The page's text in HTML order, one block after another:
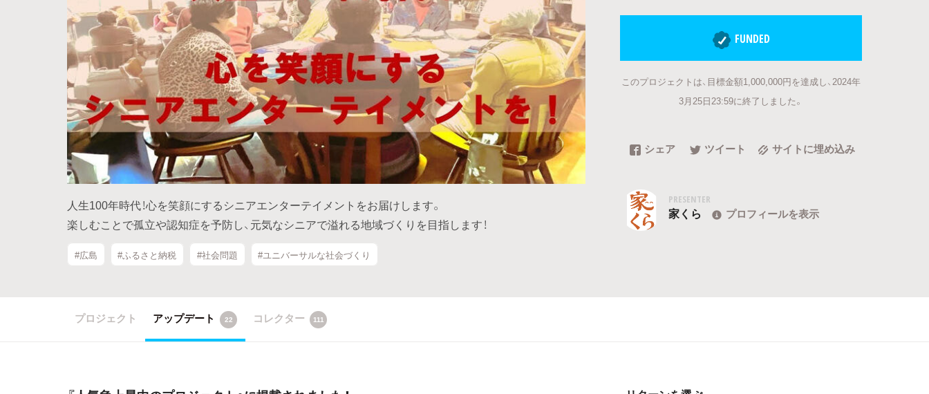
人生100年時代！心を笑顔にするシニアエンターテイメントをお届けします。
楽しむことで孤立や認知症を予防し、元気なシニアで溢れる地域づくりを目指します！
#広島 #ふるさと納税 #社会問題 #ユニバーサルな社会づくり
FUNDED
このプロジェクトは、目標金額1,000,000円を達成し、2024年
3月25日23:59に終了しました。
シェア ツイート サイトに埋め込み
PRESENTER
家くら プロフィールを表示
プロジェクト アップデート 22 コレクター 111